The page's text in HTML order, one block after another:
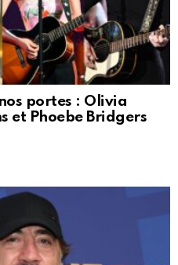
portes : Olivia
et Phoebe Bridgers